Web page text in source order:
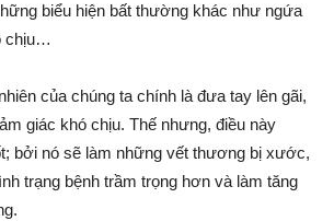
biểu hiện bất thường khác như ngứa
chịu…
của chúng ta chính là đưa tay lên gãi,
giác khó chịu. Thế nhưng, điều này
bởi nó sẽ làm những vết thương bị xước,
trạng bệnh trầm trọng hơn và làm tăng